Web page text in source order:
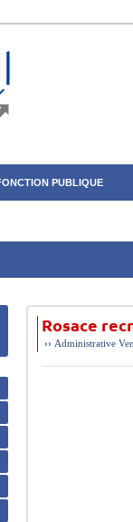
PUBLIQUE
Rosace
›› Administrative